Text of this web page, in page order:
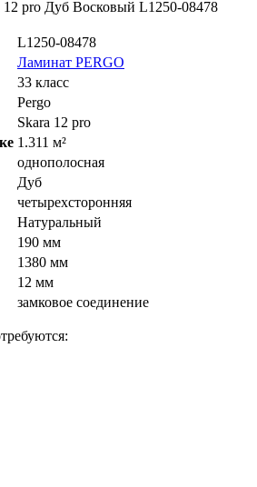
L1250-08478
Ламинат PERGO
33 класс
Pergo
Skara 12 pro
1.311 м²
однополосная
Дуб
четырехсторонняя
Натуральный
190 мм
1380 мм
12 мм
замковое соединение